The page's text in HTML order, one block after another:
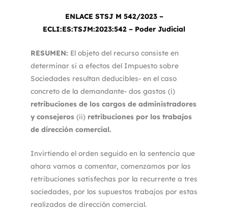
ENLACE STSJ M 542/2023 –
ECLI:ES:TSJM:2023:542 – Poder Judicial
RESUMEN: El objeto del recurso consiste en
determinar si a efectos del Impuesto sobre
Sociedades resultan deducibles- en el caso
concreto de la demandante- dos gastos (i)
retribuciones de los cargos de administradores
y consejeros (ii) retribuciones por los trabajos
de dirección comercial.
Invirtiendo el orden seguido en la sentencia que
ahora vamos a comentar, comenzamos por las
retribuciones satisfechas por la recurrente a tres
sociedades, por los supuestos trabajos por estas
realizados de dirección comercial.